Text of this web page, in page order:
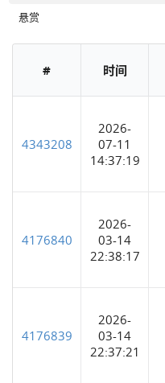
悬赏
# 时间
4343208
2026-
07-11
14:37:19
4176840
2026-
03-14
22:38:17
4176839
2026-
03-14
22:37:21